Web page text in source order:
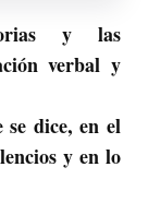
y las
verbal y
dice, en el
y en lo